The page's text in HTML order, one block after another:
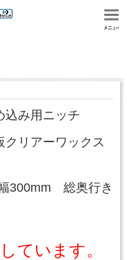
込み用ニッチ
クリアーワックス
300mm 総奥行き
ています。